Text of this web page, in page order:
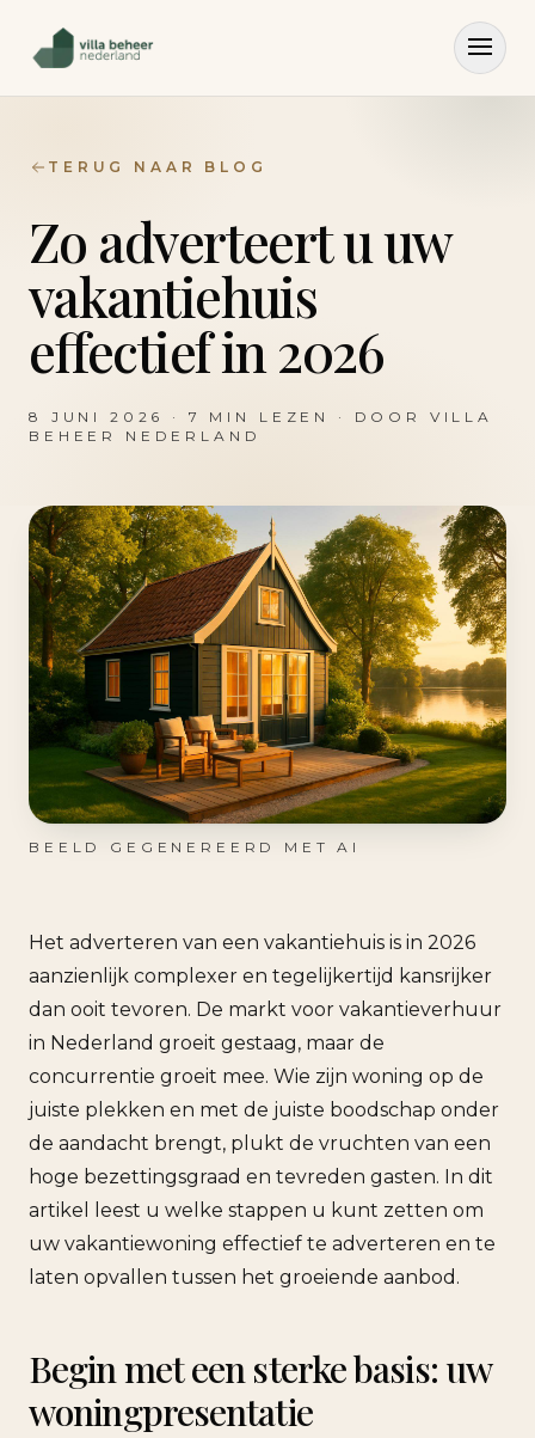
TERUG NAAR BLOG
Zo adverteert u uw
vakantiehuis
effectief in 2026
8 JUNI 2026 · 7 MIN LEZEN · DOOR
VILLA
BEHEER NEDERLAND
BEELD GEGENEREERD MET AI
Het adverteren van een vakantiehuis is in 2026
aanzienlijk complexer en tegelijkertijd kansrijker
dan ooit tevoren. De markt voor vakantieverhuur
in Nederland groeit gestaag, maar de
concurrentie groeit mee. Wie zijn woning op de
juiste plekken en met de juiste boodschap onder
de aandacht brengt, plukt de vruchten van een
hoge bezettingsgraad en tevreden gasten. In dit
artikel leest u welke stappen u kunt zetten om
uw vakantiewoning effectief te adverteren en te
laten opvallen tussen het groeiende aanbod.
Begin met een sterke basis: uw
woningpresentatie